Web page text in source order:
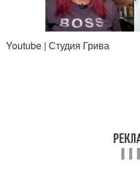
Youtube | Студия Грива